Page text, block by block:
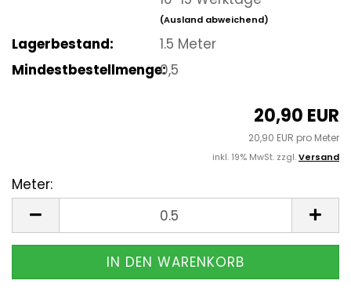
(Ausland abweichend)
Lagerbestand: 1.5 Meter
Mindestbestellmenge:0,5
20,90 EUR
20,90 EUR pro Meter
inkl. 19% MwSt. zzgl.Versand
Meter: